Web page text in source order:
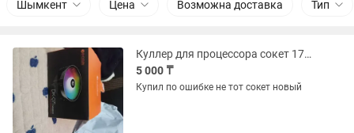
Шымкент Цена Возможна доставка Тип
Куллер для процессора сокет 1700
5 000 ₸
Купил по ошибке не тот сокет новый